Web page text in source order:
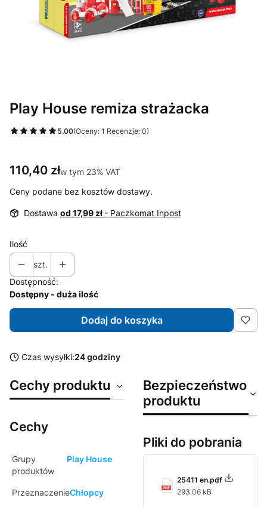
Play House remiza strażacka
5.00(Oceny: 1 Recenzje: 0)
Cena
110,40 złw tym 23% VAT
w tym 23% VAT
Ceny podane bez kosztów dostawy.
Dostawa od 17,99 zł - Paczkomat Inpost
Ilość
szt.
Dostępność:
Dostępny - duża ilość
Dodaj do koszyka
Czas wysyłki:24 godziny
Cechy produktu
Cechy
Grupy
produktów
Play House
PrzeznaczenieChłopcy
Bezpieczeństwo
produktu
Pliki do pobrania
25411 en.pdf
293.06 kB